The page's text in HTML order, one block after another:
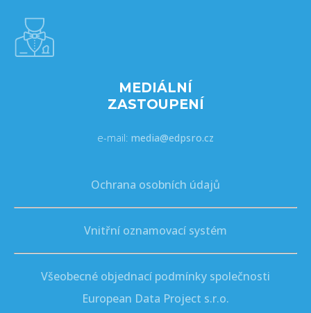
MEDIÁLNÍ
ZASTOUPENÍ
e-mail: media@edpsro.cz
Ochrana osobních údajů
Vnitřní oznamovací systém
Všeobecné objednací podmínky společnosti
European Data Project s.r.o.